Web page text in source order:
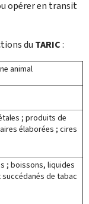
opérer en transit
du TARIC:
animal
; produits de
élaborées ; cires
; boissons, liquides
de tabac